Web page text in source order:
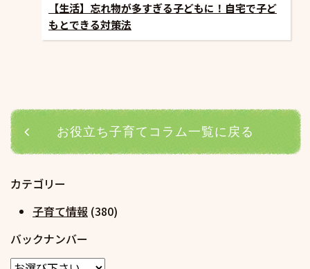
【生活】忘れ物が多すぎる子どもに！自宅で子ど
もとできる対策法
お役立ち子育てコラム一覧に戻る
カテゴリー
子育て情報 (380)
バックナンバー